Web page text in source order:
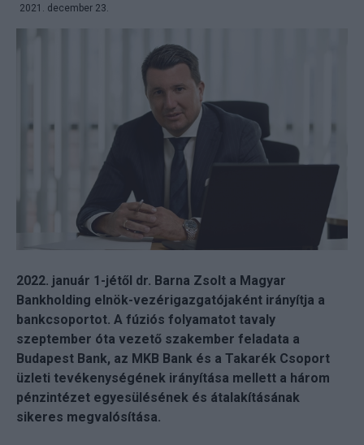
2021. december 23.
2022. január 1-jétől dr. Barna Zsolt a Magyar
Bankholding elnök-vezérigazgatójaként irányítja a
bankcsoportot. A fúziós folyamatot tavaly
szeptember óta vezető szakember feladata a
Budapest Bank, az MKB Bank és a Takarék Csoport
üzleti tevékenységének irányítása mellett a három
pénzintézet egyesülésének és átalakításának
sikeres megvalósítása.